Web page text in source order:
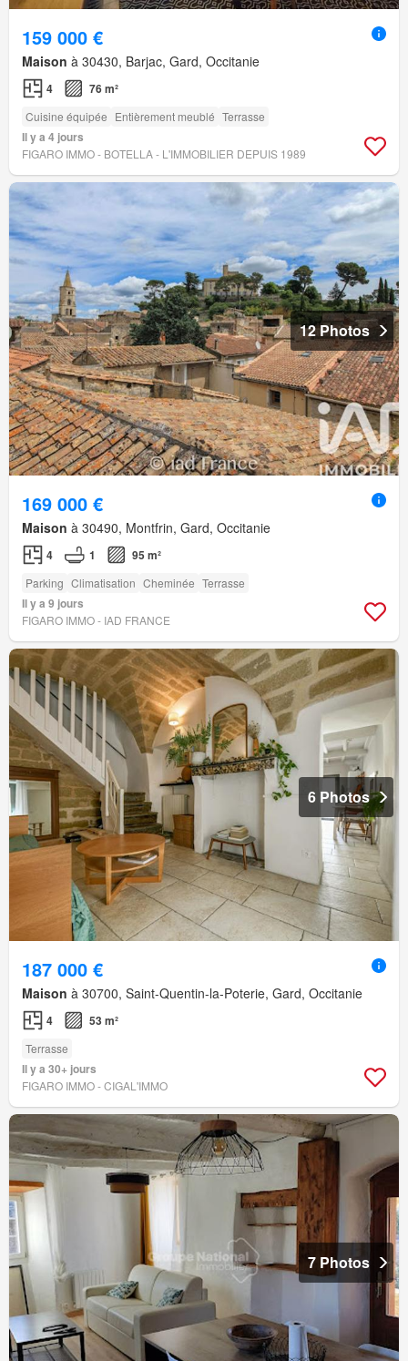
159 000 €
Maison à 30430, Barjac, Gard, Occitanie
4 76 m²
Cuisine équipée Entièrement meublé Terrasse
Il y a 4 jours
FIGARO IMMO - BOTELLA - L'IMMOBILIER DEPUIS 1989
12 Photos
169 000 €
Maison à 30490, Montfrin, Gard, Occitanie
4 1 95 m²
Parking Climatisation Cheminée Terrasse
Il y a 9 jours
FIGARO IMMO - IAD FRANCE
6 Photos
187 000 €
Maison à 30700, Saint-Quentin-la-Poterie, Gard, Occitanie
4 53 m²
Terrasse
Il y a 30+ jours
FIGARO IMMO - CIGAL'IMMO
7 Photos